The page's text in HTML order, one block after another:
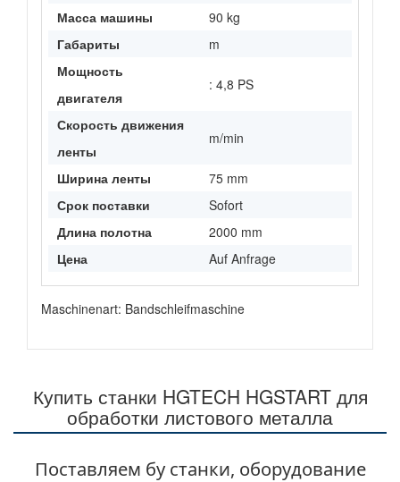
Масса машины
90 kg
Габариты
m
Мощность
двигателя
: 4,8 PS
Скорость движения
ленты
m/min
Ширина ленты
75 mm
Срок поставки
Sofort
Длина полотна
2000 mm
Цена
Auf Anfrage
Maschinenart: Bandschleifmaschine
Купить станки HGTECH HGSTART для
обработки листового металла
Поставляем бу станки, оборудование